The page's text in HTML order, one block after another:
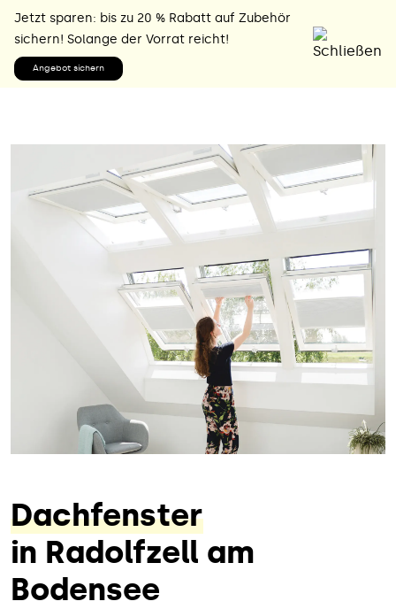
Jetzt sparen: bis zu 20 % Rabatt auf Zubehör
sichern! Solange der Vorrat reicht!
Angebot sichern
Dachfenster
in Radolfzell am
Bodensee